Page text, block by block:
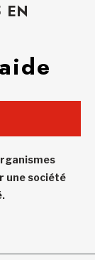
EN
une société